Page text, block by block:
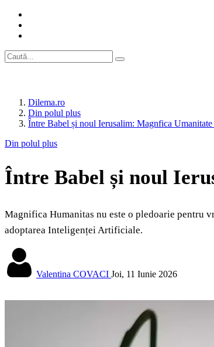
Dilema.ro
Din polul plus
Între Babel și noul Ierusalim: Magnfica Umanitate
Din polul plus
Între Babel și noul
Magnifica Humanitas nu este o pledoarie pentru
adoptarea Inteligenței Artificiale.
Valentina COVACI Joi, 11 Iunie 2026